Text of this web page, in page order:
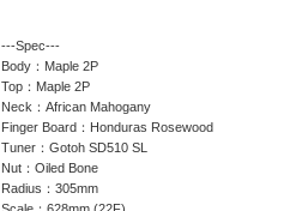
---Spec---
Body：Maple 2P
Top：Maple 2P
Neck：African Mahogany
Finger Board：Honduras Rosewood
Tuner：Gotoh SD510 SL
Nut：Oiled Bone
Radius：305mm